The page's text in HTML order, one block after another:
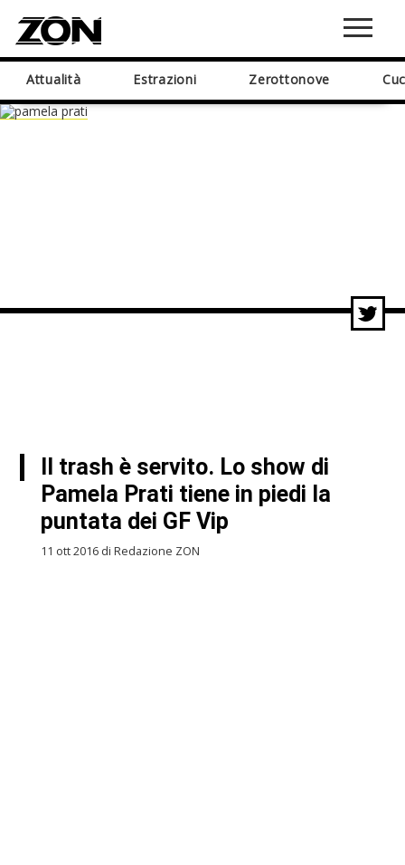
Attualità Estrazioni Zerottonove
Il trash è servito. Lo show di
Pamela Prati tiene in piedi la
puntata dei GF Vip
11 ott 2016 di Redazione ZON